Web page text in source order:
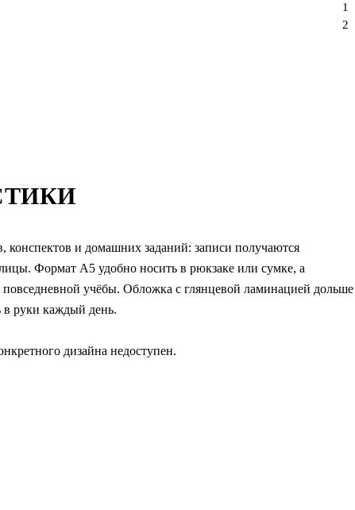
и домашних заданий: записи получаются
Формат А5 удобно носить в рюкзаке или сумке, а
повседневной учёбы. Обложка с глянцевой ламинацией дольше
в руки каждый день.
дизайна недоступен.
2
1